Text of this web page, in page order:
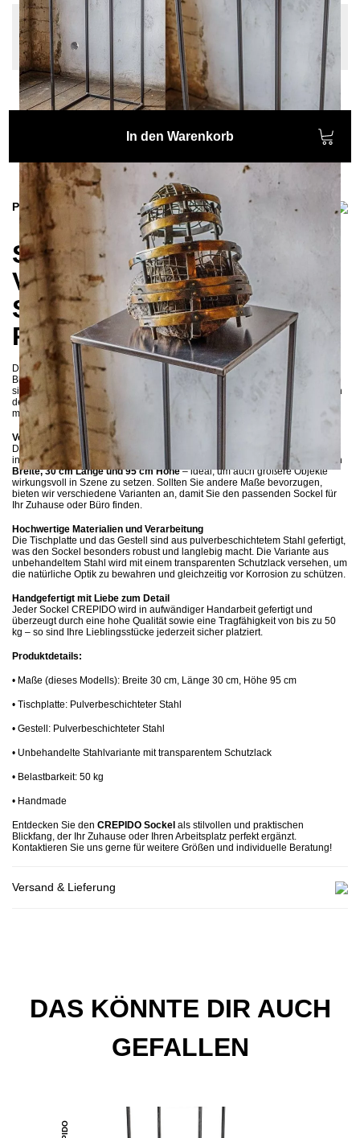
Konfiguration bearbeiten
Farben:
Unbehandelter Stahl
In den Warenkorb
Produktinformationen
Sockel CREPIDO 95 cm –
Vielseitiger Design-
Ständer für Skulpturen,
Pflanzen und mehr
Der elegante Sockel CREPIDO
ist die perfekte Lösung, um Skulpturen,
Blumen, Lautsprecher, Lampen oder andere dekorative Objekte stilvoll und
sicher zu präsentieren. Dank seines schlichten, modernen Designs fügt sich
der Sockel harmonisch in verschiedenste Einrichtungsstile ein – von
minimalistisch über Industrial bis hin zu modernem Wohnstil.
Verschiedene Größen für jeden Bedarf
Der Sockel CREPIDO ist in mehreren Größen erhältlich, um Ihren
individuellen Anforderungen gerecht zu werden. Dieses Modell misst
30 cm
Breite, 30 cm Länge und 95 cm Höhe– ideal, um auch größere Objekte
wirkungsvoll in Szene zu setzen. Sollten Sie andere Maße bevorzugen,
bieten wir verschiedene Varianten an, damit Sie den passenden Sockel für
Ihr Zuhause oder Büro finden.
Hochwertige Materialien und Verarbeitung
Die Tischplatte und das Gestell sind aus pulverbeschichtetem Stahl gefertigt,
was den Sockel besonders robust und langlebig macht. Die Variante aus
unbehandeltem Stahl wird mit einem transparenten Schutzlack versehen, um
die natürliche Optik zu bewahren und gleichzeitig vor Korrosion zu schützen.
Handgefertigt mit Liebe zum Detail
Jeder Sockel CREPIDO wird in aufwändiger Handarbeit gefertigt und
überzeugt durch eine hohe Qualität sowie eine Tragfähigkeit von bis zu 50
kg – so sind Ihre Lieblingsstücke jederzeit sicher platziert.
Produktdetails:
• Maße (dieses Modells): Breite 30 cm, Länge 30 cm, Höhe 95 cm
• Tischplatte: Pulverbeschichteter Stahl
• Gestell: Pulverbeschichteter Stahl
• Unbehandelte Stahlvariante mit transparentem Schutzlack
• Belastbarkeit: 50 kg
• Handmade
Entdecken Sie den CREPIDO Sockel als stilvollen und praktischen
Blickfang, der Ihr Zuhause oder Ihren Arbeitsplatz perfekt ergänzt.
Kontaktieren Sie uns gerne für weitere Größen und individuelle Beratung!
Versand & Lieferung
DAS KÖNNTE DIR AUCH
GEFALLEN